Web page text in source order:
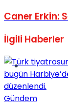
Sinema
Caner Erkin:
İlgili Haberler
Gündem